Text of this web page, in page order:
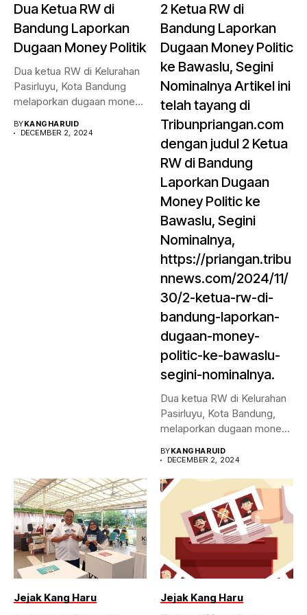
Dua Ketua RW di
Bandung Laporkan
Dugaan Money Politik
Dua ketua RW di Kelurahan
Pasirluyu, Kota Bandung
melaporkan dugaan money
BYKANGHARUID
DECEMBER 2, 2024
2 Ketua RW di
Bandung Laporkan
Dugaan Money Politic
ke Bawaslu, Segini
Nominalnya Artikel ini
telah tayang di
Tribunpriangan.com
dengan judul 2 Ketua
RW di Bandung
Laporkan Dugaan
Money Politic ke
Bawaslu, Segini
Nominalnya,
https://priangan.tribu
nnews.com/2024/11/
30/2-ketua-rw-di-
bandung-laporkan-
dugaan-money-
politic-ke-bawaslu-
segini-nominalnya.
Dua ketua RW di Kelurahan
Pasirluyu, Kota Bandung,
melaporkan dugaan money
BYKANGHARUID
DECEMBER 2, 2024
Jejak Kang Haru Jejak Kang Haru